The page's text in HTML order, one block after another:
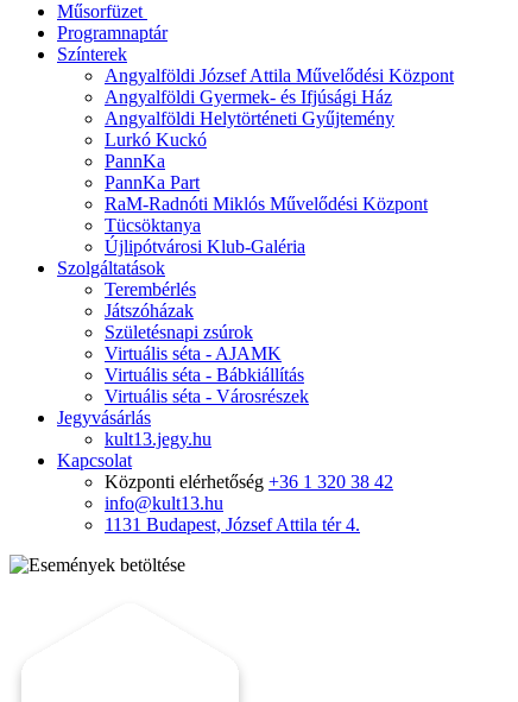
Műsorfüzet
Programnaptár
Színterek
Angyalföldi József Attila Művelődési Központ
Angyalföldi Gyermek- és Ifjúsági Ház
Angyalföldi Helytörténeti Gyűjtemény
Lurkó Kuckó
PannKa
PannKa Part
RaM-Radnóti Miklós Művelődési Központ
Tücsöktanya
Újlipótvárosi Klub-Galéria
Szolgáltatások
Terembérlés
Játszóházak
Születésnapi zsúrok
Virtuális séta - AJAMK
Virtuális séta - Bábkiállítás
Virtuális séta - Városrészek
Jegyvásárlás
kult13.jegy.hu
Kapcsolat
Központi elérhetőség +36 1 320 38 42
info@kult13.hu
1131 Budapest, József Attila tér 4.